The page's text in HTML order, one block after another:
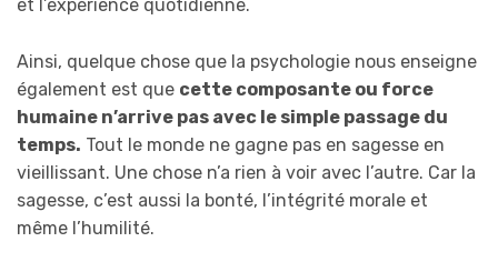
et l’expérience quotidienne.
Ainsi, quelque chose que la psychologie nous enseigne
également est que cette composante ou force
humaine n’arrive pas avec le simple passage du
temps. Tout le monde ne gagne pas en sagesse en
vieillissant. Une chose n’a rien à voir avec l’autre. Car la
sagesse, c’est aussi la bonté, l’intégrité morale et
même l’humilité.